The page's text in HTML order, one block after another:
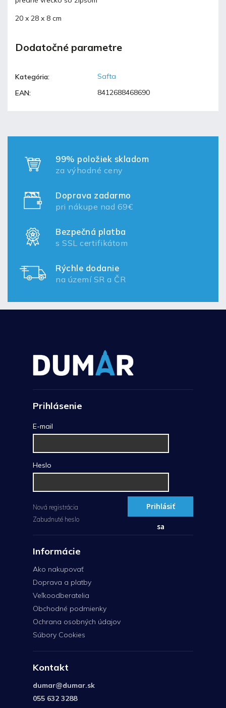
20 x 28 x 8 cm
Dodatočné parametre
Kategória:
Safta
EAN: 8412688468690
99% položiek skladom
za výhodné ceny
Doprava zadarmo
pri nákupe nad 69€
Bezpečná platba
s SSL certifikátom
Rýchle dodanie
na území SR a ČR
Prihlásenie
E-mail
Heslo
Prihlásiť
sa
Nová registrácia
Zabudnuté heslo
Informácie
Ako nakupovať
Doprava a platby
Veľkoodberatelia
Obchodné podmienky
Ochrana osobných údajov
Súbory Cookies
Kontakt
dumar@dumar.sk
055 632 3288